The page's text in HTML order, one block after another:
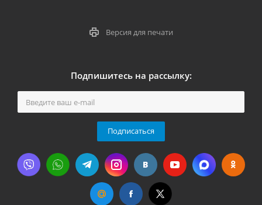
Версия для печати
Подпишитесь на рассылку:
Подписаться